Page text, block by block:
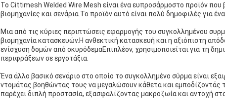
Το Cittimesh Welded Wire Mesh είναι ένα ευπροσάρμοστο προϊόν που
βιομηχανίες και σενάρια.Το προϊόν αυτό είναι πολύ δημοφιλές για
Μια από τις κύριες περιπτώσεις εφαρμογής του συγκολλημένου
βιομηχανία κατασκευών.Η ανθεκτική κατασκευή και η αξιόπιστη
ενίσχυση δομών από σκυρόδεμαΕπιπλέον, χρησιμοποιείται για τη
περιφράξεων σε εργοτάξια.
Ένα άλλο βασικό σενάριο στο οποίο το συγκολλημένο σύρμα είναι
ντομάτας.βοηθώντας τους να μεγαλώσουν κάθετα και εμποδίζοντάς
παρέχει διπλή προστασία, εξασφαλίζοντας μακροζωία και αντοχή